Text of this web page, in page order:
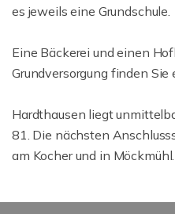
es jeweils eine Grundschule.
Eine Bäckerei und einen
Grundversorgung finden Sie
Hardthausen liegt
81. Die nächsten
am Kocher und in Möckmühl.